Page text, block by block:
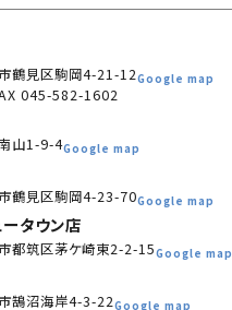
鶴見区駒岡4-21-12
045-582-1602
Google map
山1-9-4Google map
鶴見区駒岡4-23-70Google map
タウン店
都筑区茅ケ崎東2-2-15Google map
鵠沼海岸4-3-22Google map